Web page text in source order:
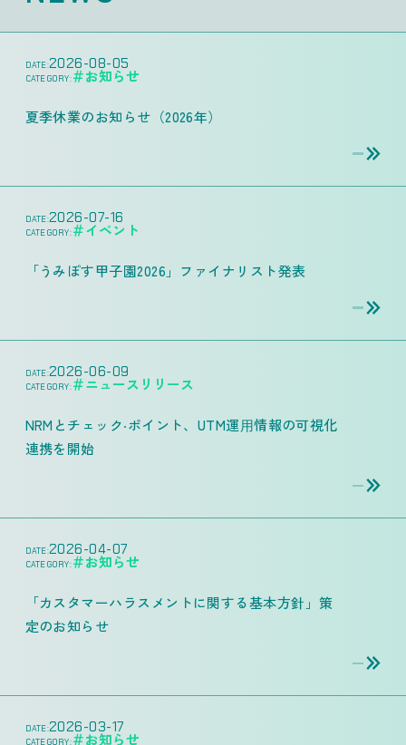
DATE:2026-08-05
CATEGORY:＃お知らせ
夏季休業のお知らせ（2026年）
DATE:2026-07-16
CATEGORY:＃イベント
「うみぽす甲子園2026」ファイナリスト発表
DATE:2026-06-09
CATEGORY:＃ニュースリリース
NRMとチェック‧ポイント、UTM運⽤情報の可視化
連携を開始
DATE:2026-04-07
CATEGORY:＃お知らせ
「カスタマーハラスメントに関する基本方針」策
定のお知らせ
DATE:2026-03-17
CATEGORY:＃お知らせ